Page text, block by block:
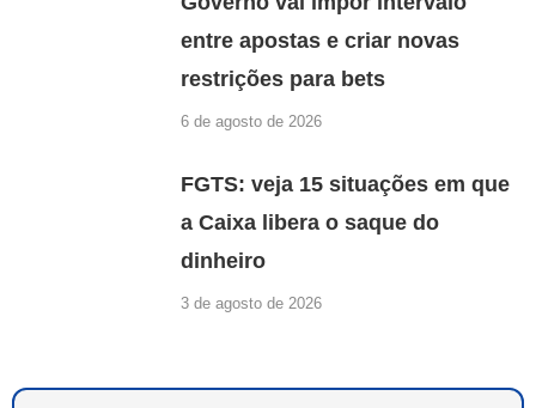
entre apostas e criar novas
restrições para bets
6 de agosto de 2026
FGTS: veja 15 situações em que
a Caixa libera o saque do
dinheiro
3 de agosto de 2026